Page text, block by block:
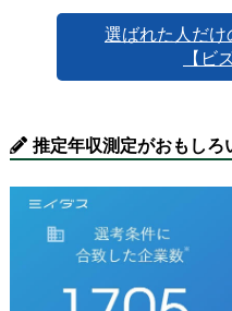
選ばれた人だけ
【ビ
推定年収測定がおもしろ